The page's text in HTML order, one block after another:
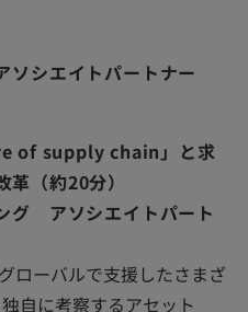
ソシエイトパートナー
of supply chain」と求
（約20分）
グ アソシエイトパート
ローバルで支援したさまざ
自に考察するアセット